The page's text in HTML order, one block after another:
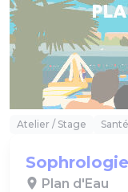
Atelier / Stage Santé
Plan d'Eau